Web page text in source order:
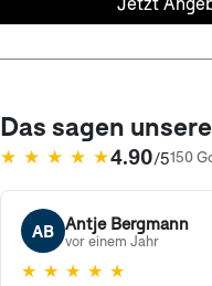
Das sagen
★ ★ ★ ★ ★4.90/5150
(öffnet in neuem Tab)
AB Antje Bergmann
vor einem Jahr
★ ★ ★ ★ ★